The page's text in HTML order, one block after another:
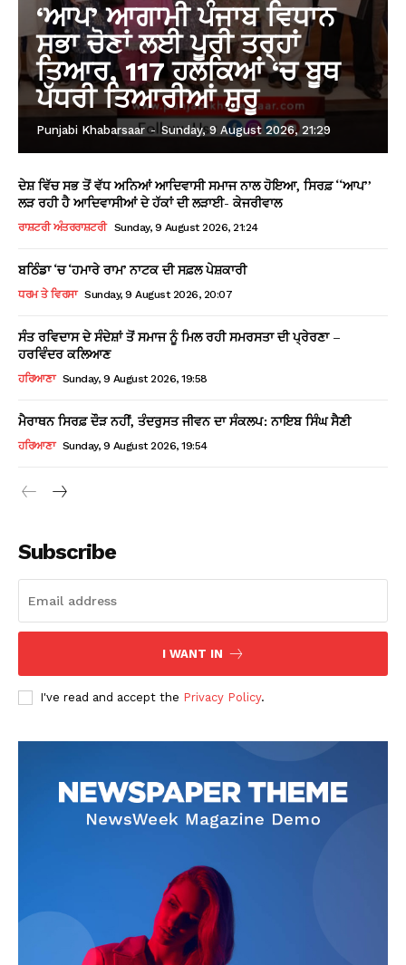
‘ਆਪ’ ਆਗਾਮੀ ਪੰਜਾਬ ਵਿਧਾਨ
ਸਭਾ ਚੋਣਾਂ ਲਈ ਪੂਰੀ ਤਰ੍ਹਾਂ
ਤਿਆਰ, 117 ਹਲਕਿਆਂ ‘ਚ ਬੂਥ
ਪੱਧਰੀ ਤਿਆਰੀਆਂ ਸ਼ੁਰੂ
Punjabi Khabarsaar - Sunday, 9 August 2026, 21:29
ਦੇਸ਼ ਵਿੱਚ ਸਭ ਤੋਂ ਵੱਧ ਅਨਿਆਂ ਆਦਿਵਾਸੀ ਸਮਾਜ ਨਾਲ ਹੋਇਆ, ਸਿਰਫ਼ ‘‘ਆਪ’’
ਲੜ ਰਹੀ ਹੈ ਆਦਿਵਾਸੀਆਂ ਦੇ ਹੱਕਾਂ ਦੀ ਲੜਾਈ- ਕੇਜਰੀਵਾਲ
ਰਾਸ਼ਟਰੀ ਅੰਤਰਰਾਸ਼ਟਰੀ Sunday, 9 August 2026, 21:24
ਬਠਿੰਡਾ ‘ਚ ‘ਹਮਾਰੇ ਰਾਮ’ ਨਾਟਕ ਦੀ ਸਫ਼ਲ ਪੇਸ਼ਕਾਰੀ
ਧਰਮ ਤੇ ਵਿਰਸਾ Sunday, 9 August 2026, 20:07
ਸੰਤ ਰਵਿਦਾਸ ਦੇ ਸੰਦੇਸ਼ਾਂ ਤੋਂ ਸਮਾਜ ਨੂੰ ਮਿਲ ਰਹੀ ਸਮਰਸਤਾ ਦੀ ਪ੍ਰੇਰਣਾ –
ਹਰਵਿੰਦਰ ਕਲਿਆਣ
ਹਰਿਆਣਾ Sunday, 9 August 2026, 19:58
ਮੈਰਾਥਨ ਸਿਰਫ਼ ਦੌੜ ਨਹੀਂ, ਤੰਦਰੁਸਤ ਜੀਵਨ ਦਾ ਸੰਕਲਪ: ਨਾਇਬ ਸਿੰਘ ਸੈਣੀ
ਹਰਿਆਣਾ Sunday, 9 August 2026, 19:54
Subscribe
I WANT IN
I've read and accept the Privacy Policy.